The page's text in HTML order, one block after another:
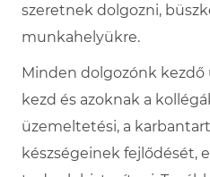
szeretnek dolgozni,
munkahelyükre.
Minden dolgozónk kezdő
kezd és azoknak a
üzemeltetési, a
készségeinek fejlődését,